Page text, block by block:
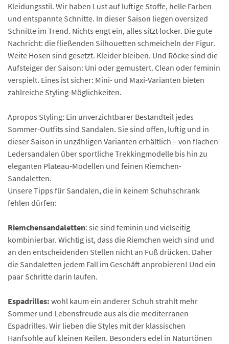
Kleidungsstil. Wir haben Lust auf luftige Stoffe, helle Farben
und entspannte Schnitte. In dieser Saison liegen oversized
Schnitte im Trend. Nichts engt ein, alles sitzt locker. Die gute
Nachricht: die fließenden Silhouetten schmeicheln der Figur.
Weite Hosen sind gesetzt. Kleider bleiben. Und Röcke sind die
Aufsteiger der Saison: Uni oder gemustert. Clean oder feminin
verspielt. Eines ist sicher: Mini- und Maxi-Varianten bieten
zahlreiche Styling-Möglichkeiten.
Apropos Styling: Ein unverzichtbarer Bestandteil jedes
Sommer-Outfits sind Sandalen. Sie sind offen, luftig und in
dieser Saison in unzähligen Varianten erhältlich – von flachen
Ledersandalen über sportliche Trekkingmodelle bis hin zu
eleganten Plateau-Modellen und feinen Riemchen-
Sandaletten.
Unsere Tipps für Sandalen, die in keinem Schuhschrank
fehlen dürfen:
Riemchensandaletten: sie sind feminin und vielseitig
kombinierbar. Wichtig ist, dass die Riemchen weich sind und
an den entscheidenden Stellen nicht an Fuß drücken. Daher
die Sandaletten jedem Fall im Geschäft anprobieren! Und ein
paar Schritte darin laufen.
Espadrilles: wohl kaum ein anderer Schuh strahlt mehr
Sommer und Lebensfreude aus als die mediterranen
Espadrilles. Wir lieben die Styles mit der klassischen
Hanfsohle auf kleinen Keilen. Besonders edel in Naturtönen